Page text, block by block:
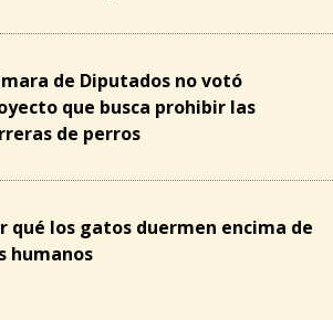
de Diputados no votó
que busca prohibir las
de perros
qué los gatos duermen encima de
humanos